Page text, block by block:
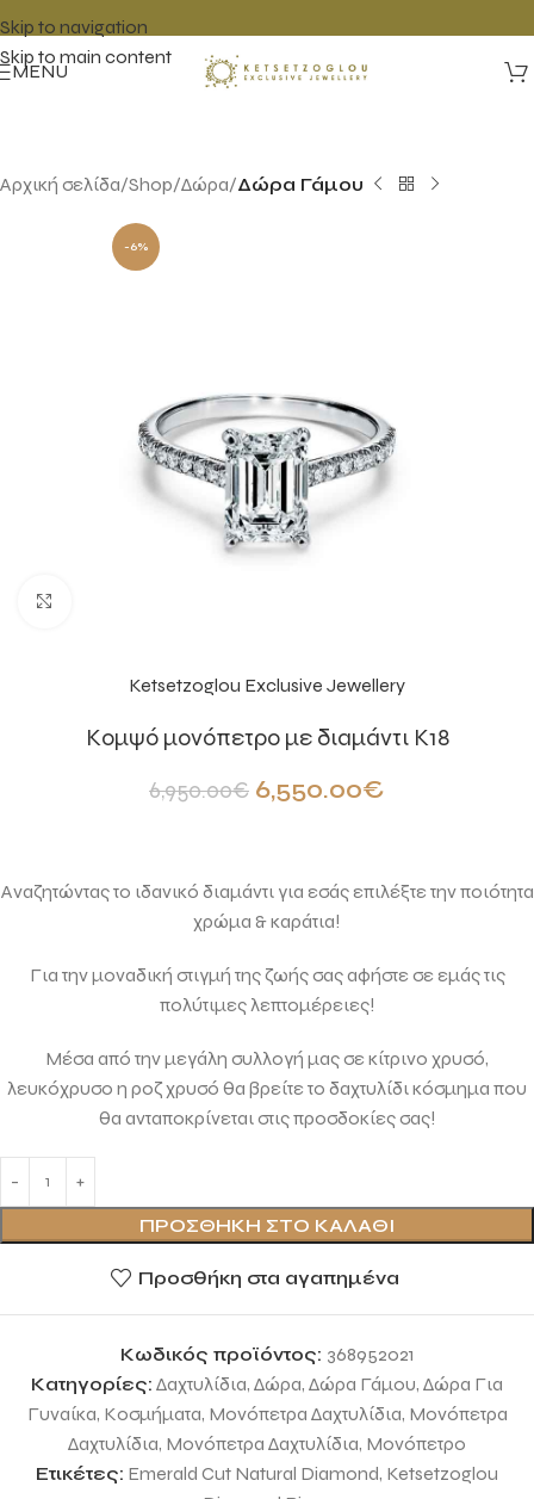
Skip to navigation
Skip to main content
MENU
Αρχική σελίδα Shop Δώρα Δώρα Γάμου
-6%
Ketsetzoglou Exclusive Jewellery
Κομψό μονόπετρο με διαμάντι Κ18
6,950.00€ 6,550.00€
Αναζητώντας το ιδανικό διαμάντι για εσάς επιλέξτε την ποιότητα
χρώμα & καράτια!
Για την μοναδική στιγμή της ζωής σας αφήστε σε εμάς τις
πολύτιμες λεπτομέρειες!
Μέσα από την μεγάλη συλλογή μας σε κίτρινο χρυσό,
λευκόχρυσο η ροζ χρυσό θα βρείτε το δαχτυλίδι κόσμημα που
θα ανταποκρίνεται στις προσδοκίες σας!
ΠΡΟΣΘΉΚΗ ΣΤΟ ΚΑΛΆΘΙ
Προσθήκη στα αγαπημένα
Κωδικός προϊόντος: 368952021
Κατηγορίες: Δαχτυλίδια, Δώρα, Δώρα Γάμου, Δώρα Για
Γυναίκα, Κοσμήματα, Μονόπετρα Δαχτυλίδια, Μονόπετρα
Δαχτυλίδια, Μονόπετρα Δαχτυλίδια, Μονόπετρο
Ετικέτες: Emerald Cut Natural Diamond, Ketsetzoglou